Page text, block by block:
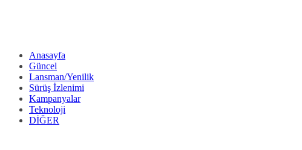
Anasayfa
Güncel
Lansman/Yenilik
Sürüş İzlenimi
Kampanyalar
Teknoloji
DİĞER